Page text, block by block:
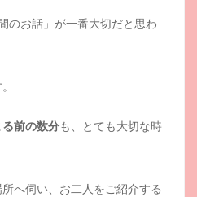
のお話」が一番大切だと思わ
前の数分も、とても大切な時
へ伺い、お二人をご紹介する